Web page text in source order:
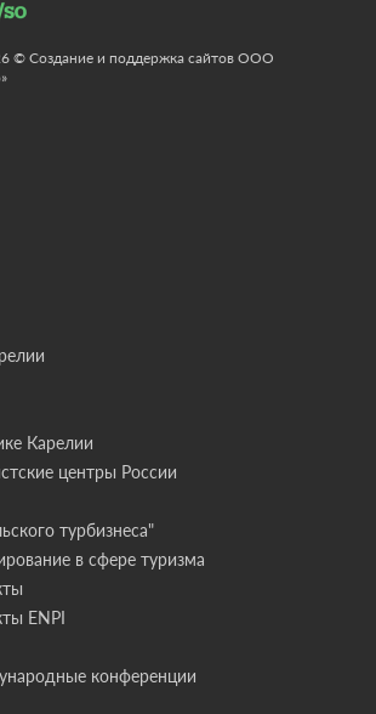
© Создание и поддержка сайтов ООО
Карелии
центры России
турбизнеса"
в сфере туризма
ENPI
конференции